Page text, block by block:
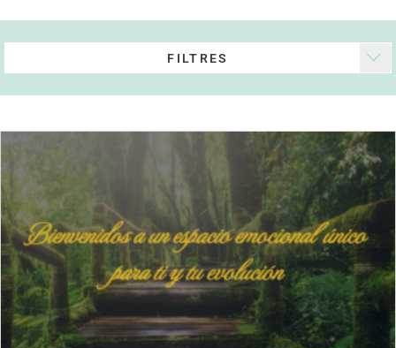
FILTRES